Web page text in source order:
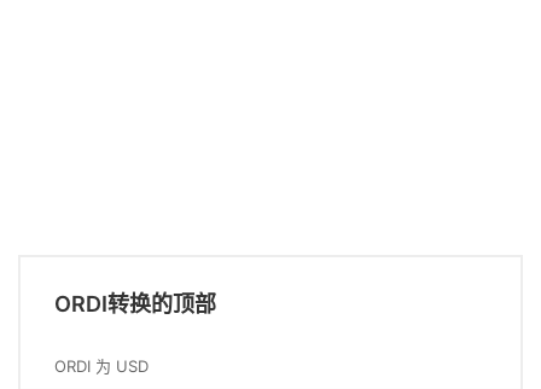
ORDI转换的顶部
ORDI 为 USD